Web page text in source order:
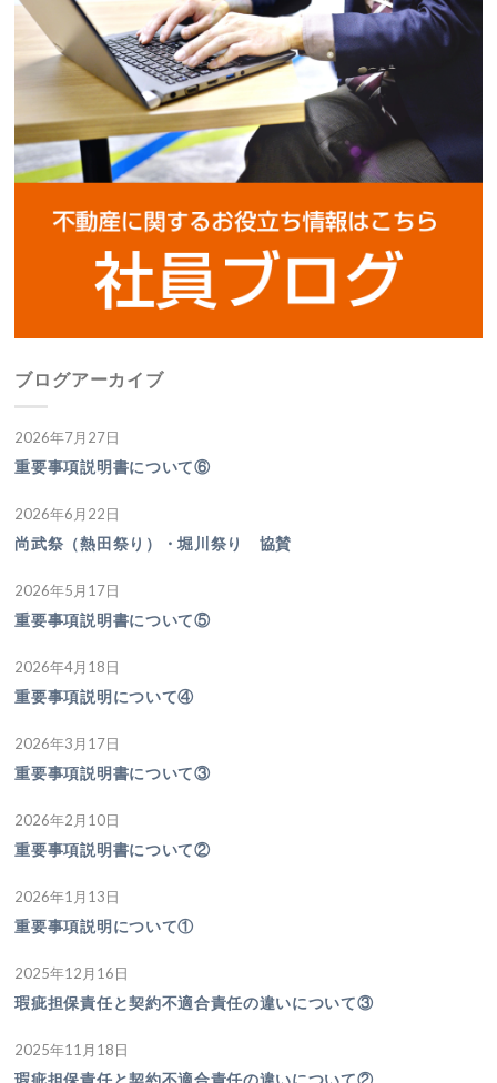
ブログアーカイブ
2026年7月27日
重要事項説明書について⑥
2026年6月22日
尚武祭（熱田祭り）・堀川祭り 協賛
2026年5月17日
重要事項説明書について⑤
2026年4月18日
重要事項説明について④
2026年3月17日
重要事項説明書について③
2026年2月10日
重要事項説明書について②
2026年1月13日
重要事項説明について①
2025年12月16日
瑕疵担保責任と契約不適合責任の違いについて③
2025年11月18日